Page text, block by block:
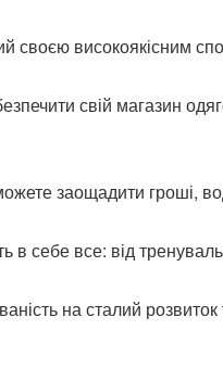
своєю високоякісним
свій магазин
заощадити гроші,
в себе все: від
на сталий